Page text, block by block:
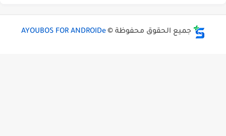
جميع الحقوق محفوظة © AYOUBOS FOR ANDROIDe